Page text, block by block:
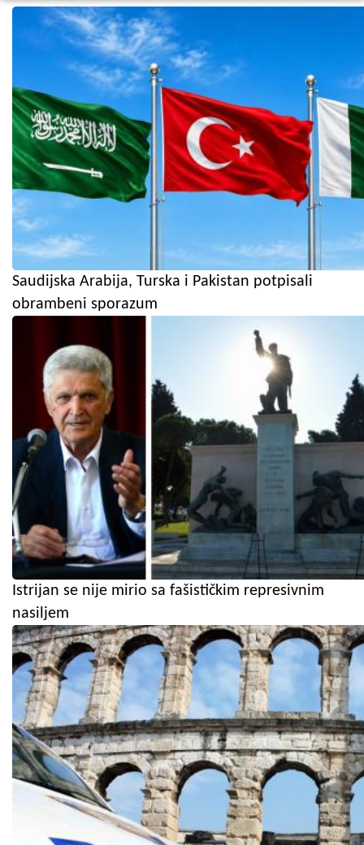
Saudijska Arabija, Turska i Pakistan potpisali
obrambeni sporazum
Istrijan se nije mirio sa fašističkim represivnim
nasiljem